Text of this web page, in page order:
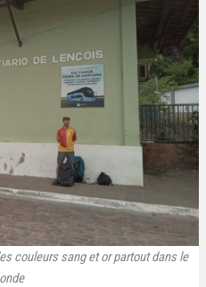
couleurs sang et or partout dans le